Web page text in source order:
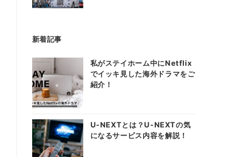
新着記事
私がステイホーム中にNetflix
でイッキ見した海外ドラマをご
紹介！
U-NEXTとは？U-NEXTの気
になるサービス内容を解説！